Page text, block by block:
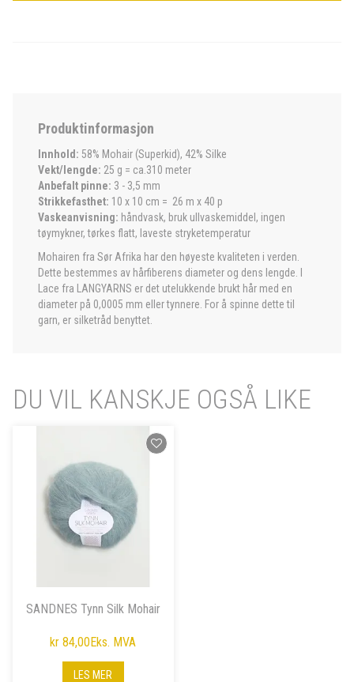
Produktinformasjon
Innhold: 58% Mohair (Superkid), 42% Silke
Vekt/lengde: 25 g = ca.310 meter
Anbefalt pinne: 3 - 3,5 mm
Strikkefasthet: 10 x 10 cm = 26 m x 40 p
Vaskeanvisning: håndvask, bruk ullvaskemiddel, ingen
tøymykner, tørkes flatt, laveste stryketemperatur
Mohairen fra Sør Afrika har den høyeste kvaliteten i verden.
Dette bestemmes av hårfiberens diameter og dens lengde. I
Lace fra LANGYARNS er det utelukkende brukt hår med en
diameter på 0,0005 mm eller tynnere. For å spinne dette til
garn, er silketråd benyttet.
DU VIL KANSKJE OGSÅ LIKE
SANDNES Tynn Silk Mohair
kr 84,00Eks. MVA
LES MER